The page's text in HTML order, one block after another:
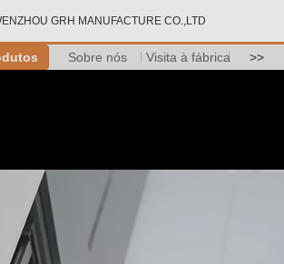
GRH MANUFACTURE CO.,LTD
Sobre nós Visita à fábrica >>